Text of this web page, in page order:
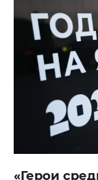
«Герои